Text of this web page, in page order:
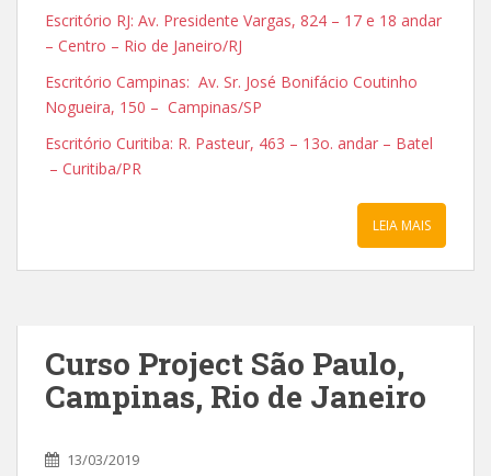
Escritório RJ: Av. Presidente Vargas, 824 – 17 e 18 andar
– Centro – Rio de Janeiro/RJ
Escritório Campinas: Av. Sr. José Bonifácio Coutinho
Nogueira, 150 – Campinas/SP
Escritório Curitiba: R. Pasteur, 463 – 13o. andar – Batel
– Curitiba/PR
LEIA MAIS
Curso Project São Paulo,
Campinas, Rio de Janeiro
13/03/2019